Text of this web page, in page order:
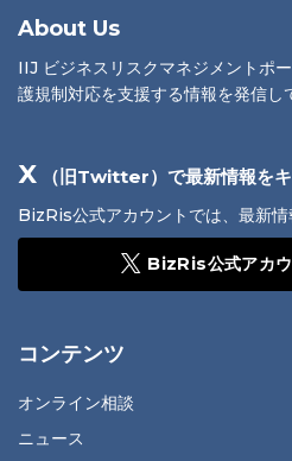
About Us
IIJ ビジネスリスクマネジメントポ
護規制対応を支援する情報を発信し
X （旧Twitter）で最新情報を
BizRis公式アカウントでは、最新情
BizRis公式アカ
コンテンツ
オンライン相談
ニュース